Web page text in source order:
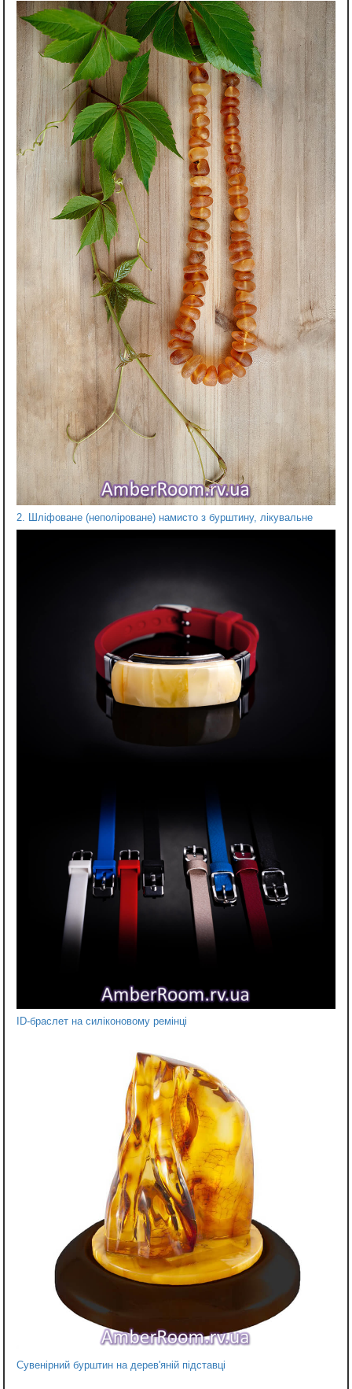
2. Шліфоване (неполіроване) намисто з бурштину, лікувальне
ID-браслет на силіконовому ремінці
Сувенірний бурштин на дерев'яній підставці